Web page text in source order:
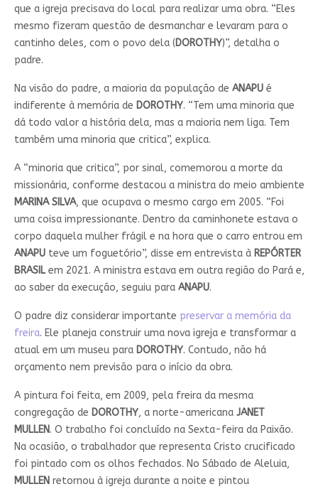
que a igreja precisava do local para realizar uma obra. “Eles
mesmo fizeram questão de desmanchar e levaram para o
cantinho deles, com o povo dela (DOROTHY)”, detalha o
padre.
Na visão do padre, a maioria da população de ANAPUé
indiferente à memória de DOROTHY. “Tem uma minoria que
dá todo valor a história dela, mas a maioria nem liga. Tem
também uma minoria que critica”, explica.
A “minoria que critica”, por sinal, comemorou a morte da
missionária, conforme destacou a ministra do meio ambiente
MARINA SILVA, que ocupava o mesmo cargo em 2005. “Foi
uma coisa impressionante. Dentro da caminhonete estava o
corpo daquela mulher frágil e na hora que o carro entrou em
ANAPUteve um foguetório”, disse em entrevista à REPÓRTER
BRASILem 2021. A ministra estava em outra região do Pará e,
ao saber da execução, seguiu para ANAPU.
O padre diz considerar importante preservar a memória da
freira. Ele planeja construir uma nova igreja e transformar a
atual em um museu para DOROTHY. Contudo, não há
orçamento nem previsão para o início da obra.
A pintura foi feita, em 2009, pela freira da mesma
congregação de DOROTHY, a norte-americana JANET
MULLEN. O trabalho foi concluído na Sexta-feira da Paixão.
Na ocasião, o trabalhador que representa Cristo crucificado
foi pintado com os olhos fechados. No Sábado de Aleluia,
MULLENretornou à igreja durante a noite e pintou